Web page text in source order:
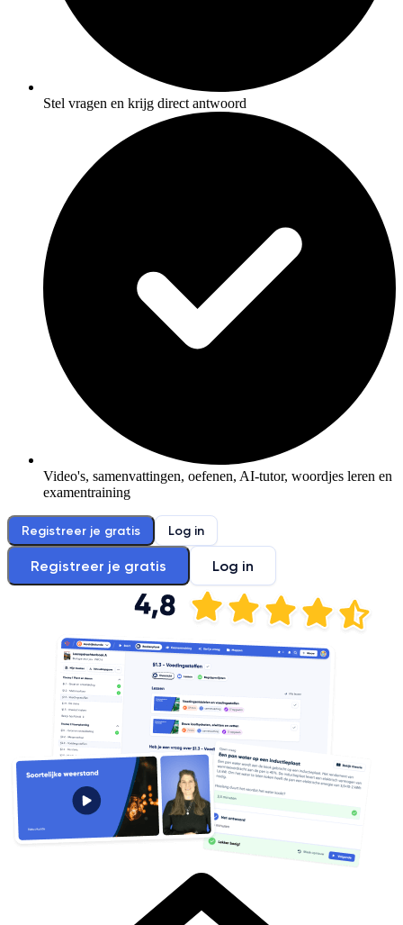
Stel vragen en krijg direct antwoord
Video's, samenvattingen, oefenen, AI-tutor, woordjes leren en
examentraining
Registreer je gratis Log in
Registreer je gratis Log in